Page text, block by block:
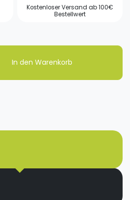
Kostenloser Versand ab 100€
Bestellwert
In den Warenkorb